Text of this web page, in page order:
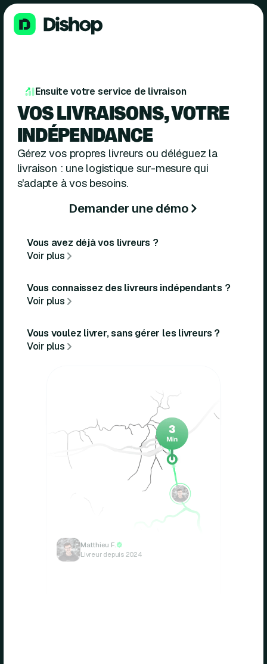
Ensuite votre service de livraison
VOS LIVRAISONS, VOTRE
INDÉPENDANCE
Gérez vos propres livreurs ou déléguez la
livraison : une logistique sur-mesure qui
s'adapte à vos besoins.
Demander une démo
Vous avez déjà vos livreurs ?
Voir plus
Vous connaissez des livreurs indépendants ?
Voir plus
Vous voulez livrer, sans gérer les livreurs ?
Voir plus
Matthieu F.
Livreur depuis 2024